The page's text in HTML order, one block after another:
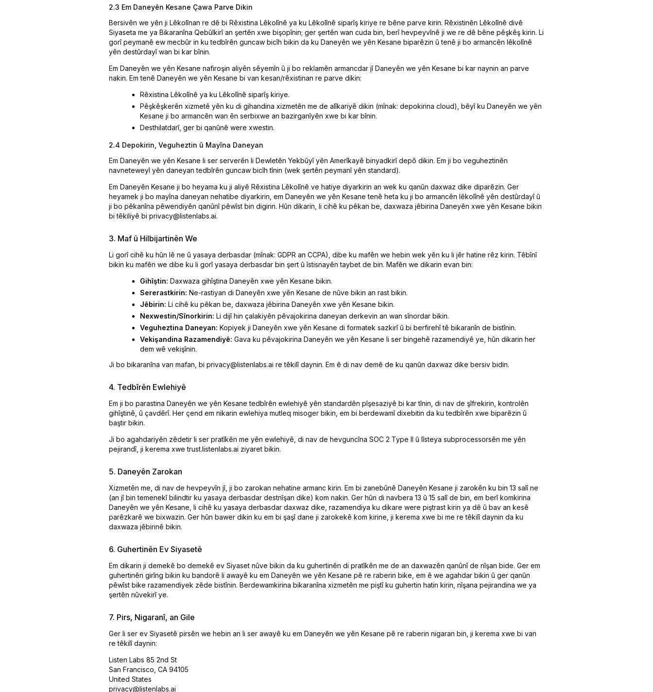
2.3 Em Daneyên Kesane Çawa Parve Dikin
Bersivên we yên ji Lêkolînan re dê bi Rêxistina Lêkolînê ya ku Lêkolînê siparîş kiriye re bêne parve kirin. Rêxistinên Lêkolînê divê
Siyaseta me ya Bikaranîna Qebûlkirî an şertên xwe bişopînin; ger şertên wan cuda bin, berî hevpeyvînê ji we re dê bêne pêşkêş kirin. Li
gorî peymanê ew mecbûr in ku tedbîrên guncaw bicîh bikin da ku Daneyên we yên Kesane biparêzin û tenê ji bo armancên lêkolînê
yên destûrdayî wan bi kar bînin.
Em Daneyên we yên Kesane nafiroşin aliyên sêyemîn û ji bo reklamên armancdar jî Daneyên we yên Kesane bi kar naynin an parve
nakin. Em tenê Daneyên we yên Kesane bi van kesan/rêxistinan re parve dikin:
Rêxistina Lêkolînê ya ku Lêkolînê siparîş kiriye.
Pêşkêşkerên xizmetê yên ku di gihandina xizmetên me de alîkariyê dikin (mînak: depokirina cloud), bêyî ku Daneyên we yên
Kesane ji bo armancên wan ên serbixwe an bazirganîyên xwe bi kar bînin.
Desthilatdarî, ger bi qanûnê were xwestin.
2.4 Depokirin, Veguheztin û Mayîna Daneyan
Em Daneyên we yên Kesane li ser serverên li Dewletên Yekbûyî yên Amerîkayê binyadkirî depô dikin. Em ji bo veguheztinên
navneteweyî yên daneyan tedbîrên guncaw bicîh tînin (wek şertên peymanî yên standard).
Em Daneyên Kesane ji bo heyama ku ji aliyê Rêxistina Lêkolînê ve hatiye diyarkirin an wek ku qanûn daxwaz dike diparêzin. Ger
heyamek ji bo mayîna daneyan nehatibe diyarkirin, em Daneyên we yên Kesane tenê heta ku ji bo armancên lêkolînê yên destûrdayî û
ji bo pêkanîna pêwendiyên qanûnî pêwîst bin digirin. Hûn dikarin, li cihê ku pêkan be, daxwaza jêbirina Daneyên xwe yên Kesane bikin
bi têkiliyê bi privacy@listenlabs.ai.
3. Maf û Hilbijartinên We
Li gorî cihê ku hûn lê ne û yasaya derbasdar (mînak: GDPR an CCPA), dibe ku mafên we hebin wek yên ku li jêr hatine rêz kirin. Têbînî
bikin ku mafên we dibe ku li gorî yasaya derbasdar bin şert û îstisnayên taybet de bin. Mafên we dikarin evan bin:
Gihîştin: Daxwaza gihîştina Daneyên xwe yên Kesane bikin.
Sererastkirin: Ne-rastiyan di Daneyên xwe yên Kesane de nûve bikin an rast bikin.
Jêbirin: Li cihê ku pêkan be, daxwaza jêbirina Daneyên xwe yên Kesane bikin.
Nexwestin/Sînorkirin: Li dijî hin çalakiyên pêvajokirina daneyan derkevin an wan sînordar bikin.
Veguheztina Daneyan: Kopiyek ji Daneyên xwe yên Kesane di formatek sazkirî û bi berfirehî tê bikaranîn de bistînin.
Vekişandina Razamendiyê: Gava ku pêvajokirina Daneyên we yên Kesane li ser bingehê razamendiyê ye, hûn dikarin her
dem wê vekişînin.
Ji bo bikaranîna van mafan, bi privacy@listenlabs.ai re têkilî daynin. Em ê di nav demê de ku qanûn daxwaz dike bersiv bidin.
4. Tedbîrên Ewlehiyê
Em ji bo parastina Daneyên we yên Kesane tedbîrên ewlehiyê yên standardên pîşesaziyê bi kar tînin, di nav de şîfrekirin, kontrolên
gihîştinê, û çavdêrî. Her çend em nikarin ewlehiya mutleq misoger bikin, em bi berdewamî dixebitin da ku tedbîrên xwe biparêzin û
baştir bikin.
Ji bo agahdariyên zêdetir li ser pratîkên me yên ewlehiyê, di nav de hevguncîna SOC 2 Type II û lîsteya subprocessorsên me yên
pejirandî, ji kerema xwe trust.listenlabs.ai ziyaret bikin.
5. Daneyên Zarokan
Xizmetên me, di nav de hevpeyvîn jî, ji bo zarokan nehatine armanc kirin. Em bi zanebûnê Daneyên Kesane ji zarokên ku bin 13 salî ne
(an jî bin temenekî bilindtir ku yasaya derbasdar destnîşan dike) kom nakin. Ger hûn di navbera 13 û 15 salî de bin, em berî komkirina
Daneyên we yên Kesane, li cihê ku yasaya derbasdar daxwaz dike, razamendiya ku dikare were piştrast kirin ya dê û bav an kesê
parêzkarê we bixwazin. Ger hûn bawer dikin ku em bi şaşî dane ji zarokekê kom kirine, ji kerema xwe bi me re têkilî daynin da ku
daxwaza jêbirinê bikin.
6. Guhertinên Ev Siyasetê
Em dikarin ji demekê bo demekê ev Siyaset nûve bikin da ku guhertinên di pratîkên me de an daxwazên qanûnî de nîşan bide. Ger em
guhertinên girîng bikin ku bandorê li awayê ku em Daneyên we yên Kesane pê re raberin bike, em ê we agahdar bikin û ger qanûn
pêwîst bike razamendiyek zêde bistînin. Berdewamkirina bikaranîna xizmetên me piştî ku guhertin hatin kirin, nîşana pejirandina we ya
şertên nûvekirî ye.
7. Pirs, Nigaranî, an Gile
Ger li ser ev Siyasetê pirsên we hebin an li ser awayê ku em Daneyên we yên Kesane pê re raberin nigaran bin, ji kerema xwe bi van
re têkilî daynin:
Listen Labs 85 2nd St
San Francisco, CA 94105
United States
privacy@listenlabs.ai